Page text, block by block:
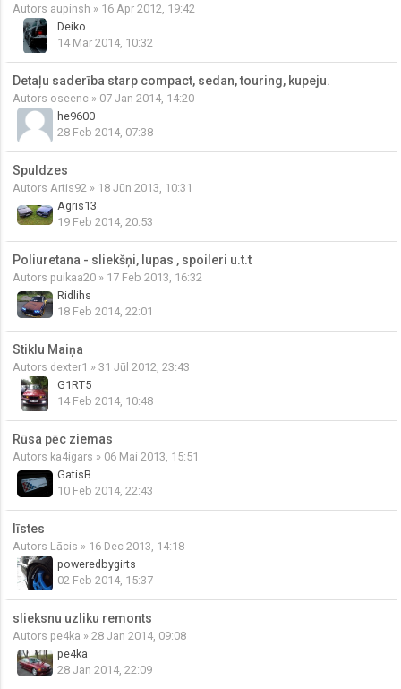
Autors aupinsh » 16 Apr 2012, 19:42
Deiko
14 Mar 2014, 10:32
Detaļu saderība starp compact, sedan, touring, kupeju.
Autors oseenc » 07 Jan 2014, 14:20
he9600
28 Feb 2014, 07:38
Spuldzes
Autors Artis92 » 18 Jūn 2013, 10:31
Agris13
19 Feb 2014, 20:53
Poliuretana - sliekšņi, lupas , spoileri u.t.t
Autors puikaa20 » 17 Feb 2013, 16:32
Ridlihs
18 Feb 2014, 22:01
Stiklu Maiņa
Autors dexter1 » 31 Jūl 2012, 23:43
G1RT5
14 Feb 2014, 10:48
Rūsa pēc ziemas
Autors ka4igars » 06 Mai 2013, 15:51
GatisB.
10 Feb 2014, 22:43
līstes
Autors Lācis » 16 Dec 2013, 14:18
poweredbygirts
02 Feb 2014, 15:37
slieksnu uzliku remonts
Autors pe4ka » 28 Jan 2014, 09:08
pe4ka
28 Jan 2014, 22:09